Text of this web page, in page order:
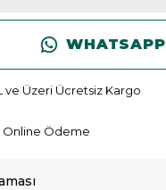
WHATSAPP
ve Üzeri Ücretsiz Kargo
Online Ödeme